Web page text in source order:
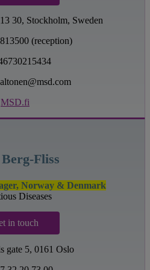
30, Stockholm, Sweden
(reception)
MSD.fi
Fliss
Norway & Denmark
Diseases
in touch
gate 5, 0161 Oslo